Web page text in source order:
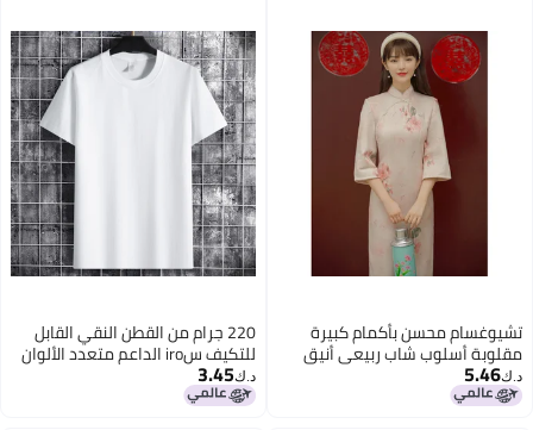
تشيوغسام محسن بأكمام كبيرة
مقلوبة أسلوب شاب ربيعي أنيق
كلاسيكي خريفي بأسلوب قديم
يومي
د.ك‏5.46
2
220 جرام من القطن النقي القابل
للتكيف سiro الداعم متعدد الألوان
مع ياقة دائرية وأكمام قصيرة عادية
مع كلمة قميص ثقافي
د.ك‏3.45